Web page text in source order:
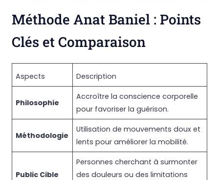
Méthode Anat Baniel : Points
Clés et Comparaison
Aspects Description
Philosophie
Accroître la conscience corporelle
pour favoriser la guérison.
Méthodologie
Utilisation de mouvements doux et
lents pour améliorer la mobilité.
Public Cible
Personnes cherchant à surmonter
des douleurs ou des limitations